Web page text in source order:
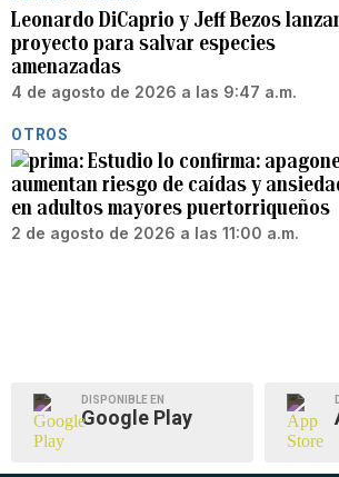
Leonardo DiCaprio y Jeff Bezos
proyecto para salvar especies
amenazadas
4 de agosto de 2026 a las 9:47 a.m.
OTROS
Estudio lo confirma:
aumentan riesgo de caídas y
en adultos mayores puertorriqueños
2 de agosto de 2026 a las 11:00 a.m.
DISPONIBLE EN
Google Play